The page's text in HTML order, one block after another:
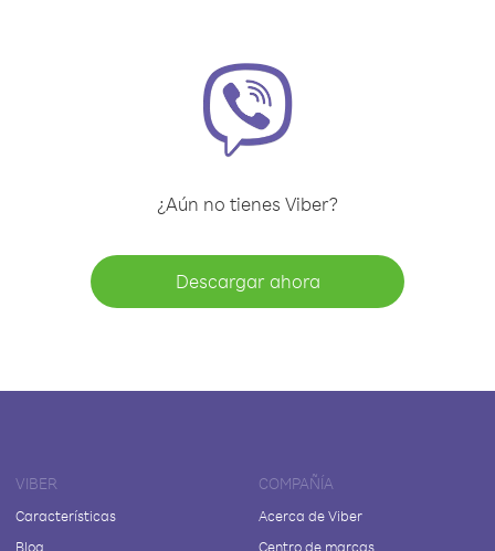
¿Aún no tienes Viber?
Descargar ahora
VIBER
Características
Blog
COMPAÑÍA
Acerca de Viber
Centro de marcas